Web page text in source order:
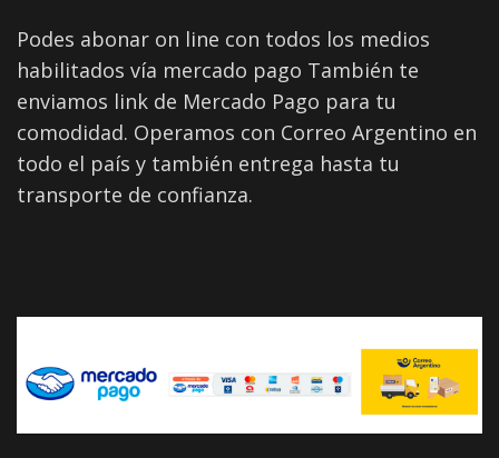
Podes abonar on line con todos los medios
habilitados vía mercado pago También te
enviamos link de Mercado Pago para tu
comodidad. Operamos con Correo Argentino en
todo el país y también entrega hasta tu
transporte de confianza.